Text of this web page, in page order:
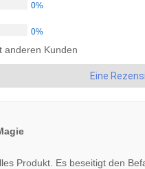
0%
0%
anderen Kunden
Eine
Produkt. Es beseitigt den